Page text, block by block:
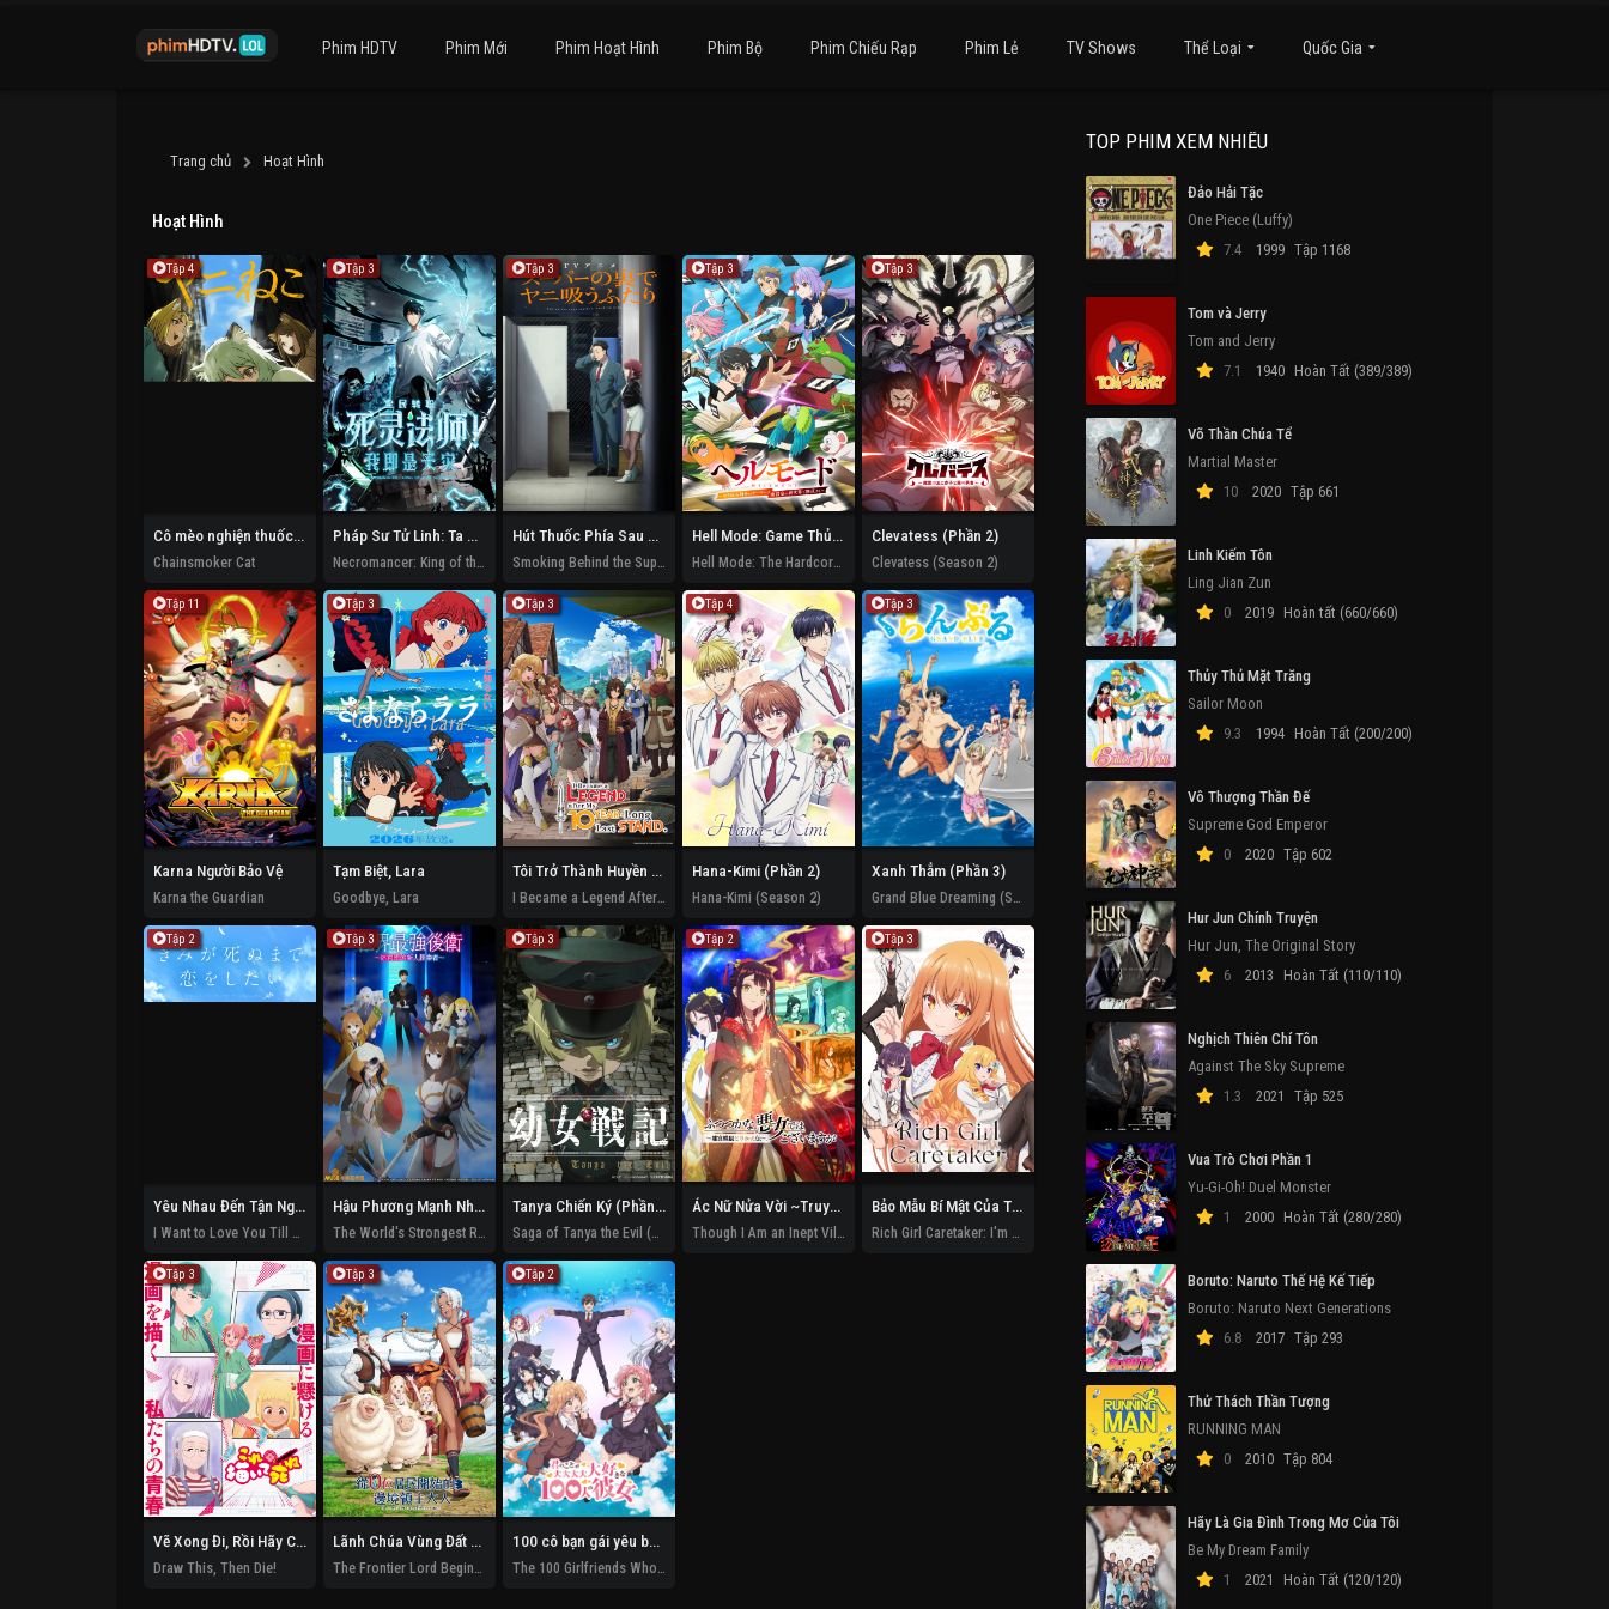
Phim HDTV Phim Mới Phim Hoạt Hình Phim Bộ Phim Chiếu Rạp Phim Lẻ TV Shows Thể Loại Quốc Gia
Trang chủ Hoạt Hình
Hoạt Hình
Tập 4
Cô mèo nghiện thuốc lá
Chainsmoker Cat
Tập 3
Pháp Sư Tử Linh: Ta Chính Là Thiên Tai
Necromancer: King of the Scourge
Tập 3
Hút Thuốc Phía Sau Siêu Thị Cùng Em
Smoking Behind the Supermarket with You
Tập 3
Hell Mode: Game Thủ Xuất Chúng Tung Hoành Chốn Dị Giới Hỗn Nguyên (Phần 2)
Hell Mode: The Hardcore Gamer Dominates In Another World With Garbage Balancing (Season 2)
Tập 3
Clevatess (Phần 2)
Clevatess (Season 2)
Tập 11
Karna Người Bảo Vệ
Karna the Guardian
Tập 3
Tạm Biệt, Lara
Goodbye, Lara
Tập 3
Tôi Trở Thành Huyền Thoại Sau Trận Chiến Cuối Cùng Kéo Dài 10 Năm
I Became a Legend After My 10 Year-Long Last Stand
Tập 4
Hana-Kimi (Phần 2)
Hana-Kimi (Season 2)
Tập 3
Xanh Thẳm (Phần 3)
Grand Blue Dreaming (Season 3)
Tập 2
Yêu Nhau Đến Tận Ngày Cậu Biến Mất
I Want to Love You Till Your Dying Day
Tập 3
Hậu Phương Mạnh Nhất Thế Giới – Nhà Khai Phá Tân Binh Của Vương Quốc Mê Cung
The World's Strongest Rearguard
Tập 3
Tanya Chiến Ký (Phần 2)
Saga of Tanya the Evil (Season 2)
Tập 2
Ác Nữ Nửa Vời ~Truyền Kì Hoán Hồn Đổi Xác~
Though I Am an Inept Villainess
Tập 3
Bảo Mẫu Bí Mật Của Tiểu Thư
Rich Girl Caretaker: I'm Secretly the Caregiver of the Most Popular Girl in This Rich Kid School
Tập 3
Vẽ Xong Đi, Rồi Hãy Chết!
Draw This, Then Die!
Tập 3
Lãnh Chúa Vùng Đất Không Cư Dân
The Frontier Lord Begins with Zero Subjects
Tập 2
100 cô bạn gái yêu bạn rất rất rất rất rất nhiều (Phần 3)
The 100 Girlfriends Who Really, Really, Really, Really, REALLY Love You (Season 3)
TOP PHIM XEM NHIỀU
Đảo Hải Tặc
One Piece (Luffy)
7.4
1999 Tập 1168
Tom và Jerry
Tom and Jerry
7.1
1940 Hoàn Tất (389/389)
Võ Thần Chúa Tể
Martial Master
10
2020 Tập 661
Linh Kiếm Tôn
Ling Jian Zun
0
2019 Hoàn tất (660/660)
Thủy Thủ Mặt Trăng
Sailor Moon
9.3
1994 Hoàn Tất (200/200)
Vô Thượng Thần Đế
Supreme God Emperor
0
2020 Tập 602
Hur Jun Chính Truyện
Hur Jun, The Original Story
6
2013 Hoàn Tất (110/110)
Nghịch Thiên Chí Tôn
Against The Sky Supreme
1.3
2021 Tập 525
Vua Trò Chơi Phần 1
Yu-Gi-Oh! Duel Monster
1
2000 Hoàn Tất (280/280)
Boruto: Naruto Thế Hệ Kế Tiếp
Boruto: Naruto Next Generations
6.8
2017 Tập 293
Thử Thách Thần Tượng
RUNNING MAN
0
2010 Tập 804
Hãy Là Gia Đình Trong Mơ Của Tôi
Be My Dream Family
1
2021 Hoàn Tất (120/120)